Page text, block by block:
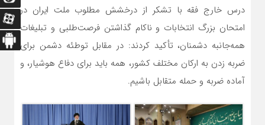
درس خارج فقه با تشکر از درخشش مطلوب ملت ایران در
امتحان بزرگ انتخابات و ناکام گذاشتن فرصت‌طلبی و تبلیغات
همه‌جانبه دشمنان، تأکید کردند: در مقابل توطئه دشمن برای
ضربه زدن به ارکان مختلف کشور، همه باید برای دفاع هوشیار، و
آماده ضربه و حمله متقابل باشیم.